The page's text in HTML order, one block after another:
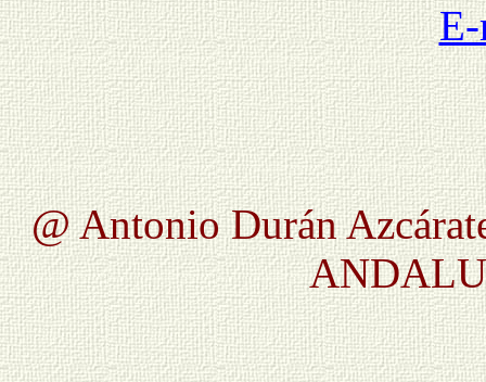
@ Antonio Durán